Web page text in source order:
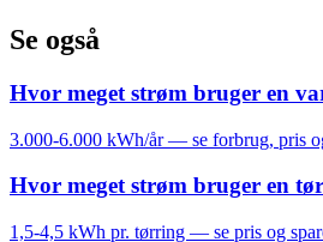
Se også
Hvor meget strøm bruger en
3.000-6.000 kWh/år — se forbrug, pris
Hvor meget strøm bruger en
1,5-4,5 kWh pr. tørring — se pris og